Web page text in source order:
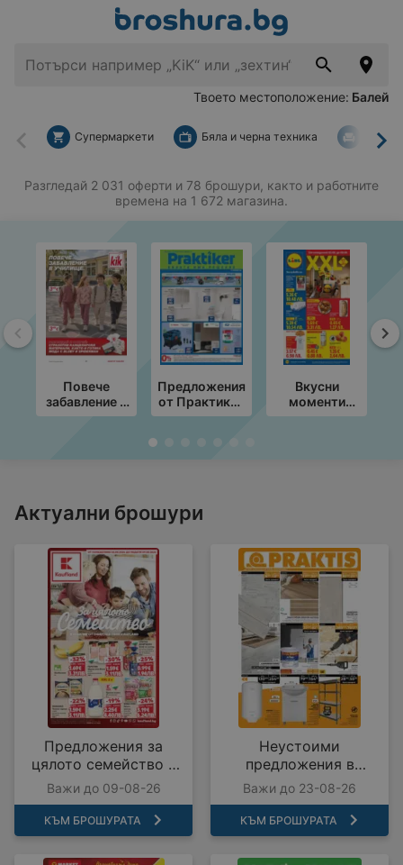
Твоето местоположение: Балей
Назад
Супермаркети Бяла и черна техника За
Разгледай 2 031 оферти и 78 брошури, както и работните
времена на 1 672 магазина.
Назад
Повече
забавление в
училище с KiK
Предложения
от Практикер
с валидност
Вкусни
моменти
край грила с
Актуални брошури
Предложения за
цялото семейство в
Kaufland с валидност
до 09.08.2026
Важи до 09-08-26
КЪМ БРОШУРАТА
Неустоими
предложения в
PRAKTIS с валидност
до 23.08.2026
Важи до 23-08-26
КЪМ БРОШУРАТА